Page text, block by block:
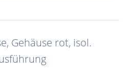
Gehäuse rot, isol.